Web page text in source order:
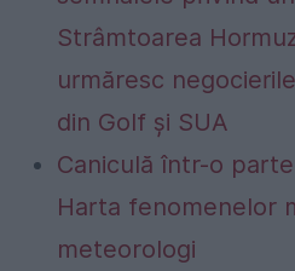
Strâmtoarea
urmăresc
din Golf și SUA
Caniculă într-o
Harta fenomenelor
meteorologi